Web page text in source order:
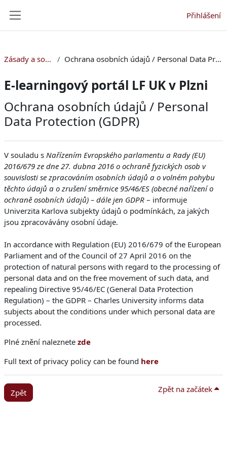
Přihlášení
Zásady a souhlasy Ochrana osobních údajů / Personal Data Protection (GDPR)
E-learningový portál LF UK v Plzni
Ochrana osobních údajů / Personal
Data Protection (GDPR)
V souladu s Nařízením Evropského parlamentu a Rady (EU)
2016/679 ze dne 27. dubna 2016 o ochraně fyzických osob v
souvislosti se zpracováním osobních údajů a o volném pohybu
těchto údajů a o zrušení směrnice 95/46/ES (obecné nařízení o
ochraně osobních údajů) – dále jen GDPR – informuje
Univerzita Karlova subjekty údajů o podmínkách, za jakých
jsou zpracovávány osobní údaje.
In accordance with Regulation (EU) 2016/679 of the European
Parliament and of the Council of 27 April 2016 on the
protection of natural persons with regard to the processing of
personal data and on the free movement of such data, and
repealing Directive 95/46/EC (General Data Protection
Regulation) – the GDPR – Charles University informs data
subjects about the conditions under which personal data are
processed.
Plné znění naleznete zde
Full text of privacy policy can be found here
Zpět Zpět na začátek